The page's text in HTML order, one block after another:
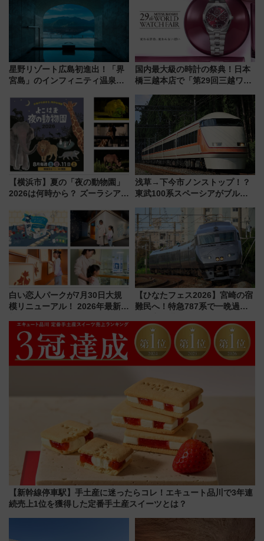
星野リゾート広島初進出！「界
宮島」のインフィニティ温泉と
宿泊料金・アクセスは？（2026
年7月23日開業）
国内最大級の時計の祭典！日本
橋三越本店で「第29回三越ワー
【2026年8月5日～25日】
【横浜市】夏の「夜の動物園」
2026は何時から？ ズーラシア・
見どころ、限定イベントを徹底
解説！
浅草→下今市ノンストップ！？
東武100系スペーシアがブルー
ー当時の停車駅」を再現 運転
時刻や特急券の買い方を紹介
白い恋人パークが7月30日大規
模リニューアル！ 2026年最新の
と料金・アクセスを徹底解説
（札幌市）
【ひなたフェス2026】宮崎の宿
難民へ！特急787系で一晩過ご
ローおひさま」が救世主に？
【新幹線停車駅】手土産に迷ったらコレ！エキュート品川で3年連
続売上1位を獲得した定番手土産スイーツとは？